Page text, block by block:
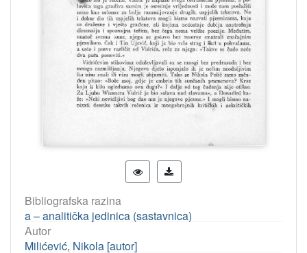
Bibliografska razina
a – analitička jedinica (sastavnica)
Autor
Milićević, Nikola [autor]